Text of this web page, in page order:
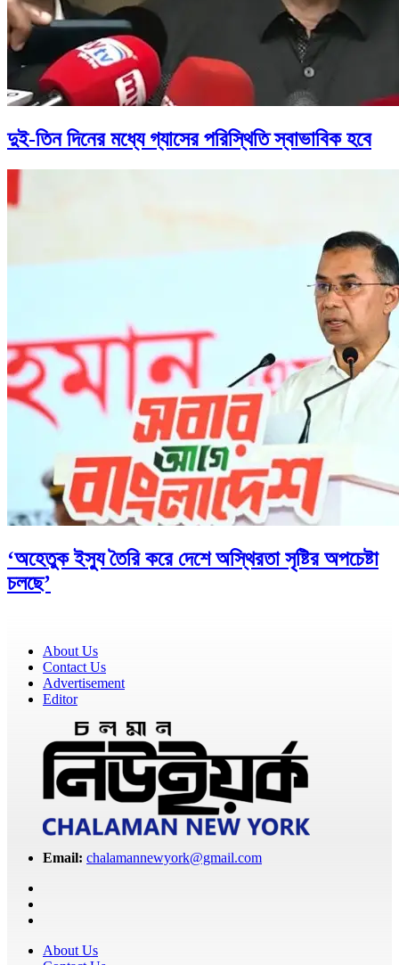
দুই-তিন দিনের মধ্যে গ্যাসের পরিস্থিতি স্বাভাবিক হবে
‘অহেতুক ইস্যু তৈরি করে দেশে অস্থিরতা সৃষ্টির অপচেষ্টা
চলছে’
About Us
Contact Us
Advertisement
Editor
Email: chalamannewyork@gmail.com
About Us